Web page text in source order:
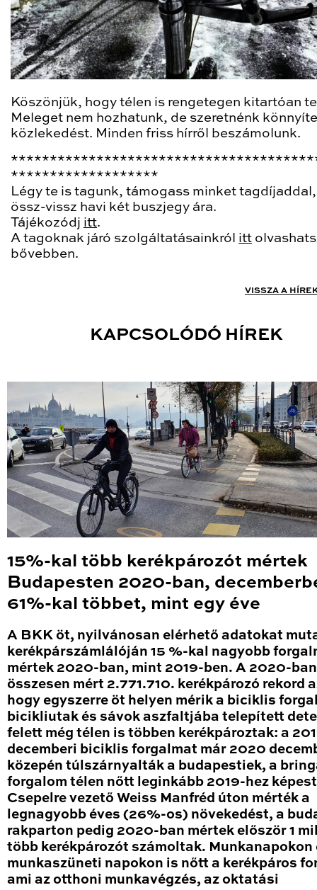
Köszönjük, hogy télen is rengetegen kitartóan
Meleget nem hozhatunk, de szeretnénk
közlekedést. Minden friss hírről beszámolunk.
*******************
Légy te is tagunk, támogass minket
össz-vissz havi két buszjegy ára.
Tájékozódj itt.
A tagoknak járó szolgáltatásainkról itt
bővebben.
VISSZA A
KAPCSOLÓDÓ HÍREK
15%-kal több kerékpározót mértek
Budapesten 2020-ban,
61%-kal többet, mint egy éve
A BKK öt, nyilvánosan elérhető adatokat
kerékpárszámlálóján 15 %-kal nagyobb
mértek 2020-ban, mint 2019-ben. A 2020-ban
összesen mért 2.771.710. kerékpározó rekord
hogy egyszerre öt helyen mérik a biciklis
bicikliutak és sávok aszfaltjába telepített
felett még télen is többen kerékpároztak: a
decemberi biciklis forgalmat már 2020
közepén túlszárnyalták a budapestiek, a
forgalom télen nőtt leginkább 2019-hez
Csepelre vezető Weiss Manfréd úton mérték a
legnagyobb éves (26%-os) növekedést, a
rakparton pedig 2020-ban mértek először 1
több kerékpározót számoltak. Munkanapokon
munkaszüneti napokon is nőtt a kerékpáros
ami az otthoni munkavégzés, az oktatási